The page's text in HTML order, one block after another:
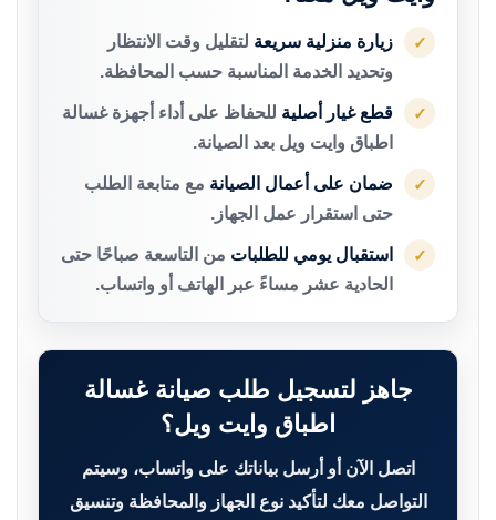
✓ زيارة منزلية سريعة لتقليل وقت الانتظار
وتحديد الخدمة المناسبة حسب المحافظة.
✓ قطع غيار أصلية للحفاظ على أداء أجهزة غسالة
اطباق وايت ويل بعد الصيانة.
✓ ضمان على أعمال الصيانة مع متابعة الطلب
حتى استقرار عمل الجهاز.
✓ استقبال يومي للطلبات من التاسعة صباحًا حتى
الحادية عشر مساءً عبر الهاتف أو واتساب.
جاهز لتسجيل طلب صيانة غسالة
اطباق وايت ويل؟
اتصل الآن أو أرسل بياناتك على واتساب، وسيتم
التواصل معك لتأكيد نوع الجهاز والمحافظة وتنسيق